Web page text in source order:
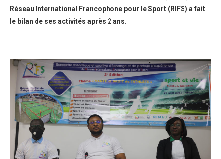
Réseau International Francophone pour le Sport (RIFS) a fait
le bilan de ses activités après 2 ans.